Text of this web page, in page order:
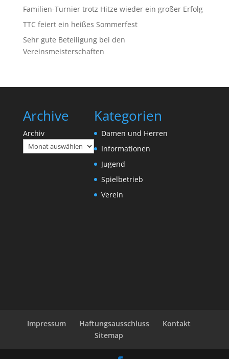
Familien-Turnier trotz Hitze wieder ein großer Erfolg
TTC feiert ein heißes Sommerfest
Sehr gute Beteiligung bei den
Vereinsmeisterschaften
Archive
Archiv
Kategorien
Damen und Herren
Informationen
Jugend
Spielbetrieb
Verein
Impressum Haftungsausschluss
Kontakt
Sitemap